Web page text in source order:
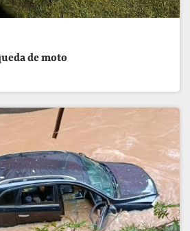
de moto